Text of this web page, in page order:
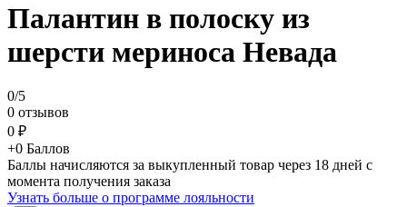
Палантин в полоску из
шерсти мериноса Невада
0/5
0 отзывов
0 ₽
+0 Баллов
Баллы начисляются за выкупленный товар через 18 дней с
момента получения заказа
Узнать больше о программе лояльности